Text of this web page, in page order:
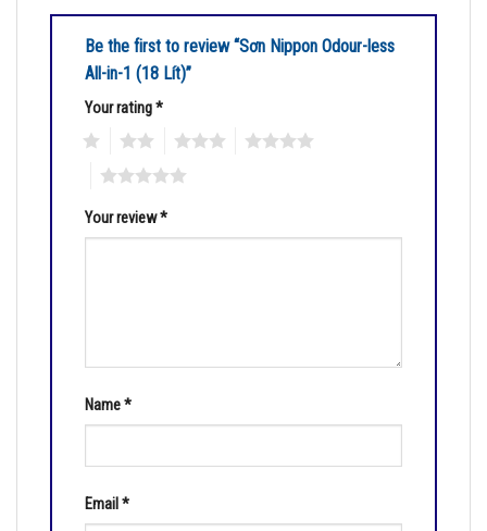
Be the first to review “Sơn Nippon Odour-less
All-in-1 (18 Lít)”
Your rating*
Your review*
Name*
Email *